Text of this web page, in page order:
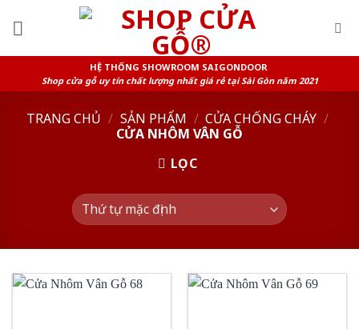
HỆ THỐNG SHOWROOM SAIGONDOOR
Shop cửa gỗ uy tín chất lượng nhất giá rẻ tại Sài Gòn năm 2021
TRANG CHỦ / SẢN PHẨM / CỬA CHỐNG CHÁY /
CỬA NHÔM VÂN GỖ
LỌC